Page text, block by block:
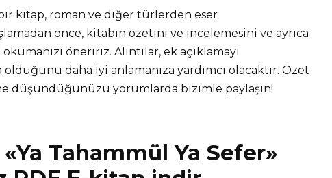
kitap, roman ve diğer türlerden eser
önce, kitabın özetini ve incelemesini ve ayrıca
öneririz. Alıntılar, ek açıklamayı
daha iyi anlamanıza yardımcı olacaktır. Özet
düşündüğünüzü yorumlarda bizimle paylaşın!
Tahammül Ya Sefer»